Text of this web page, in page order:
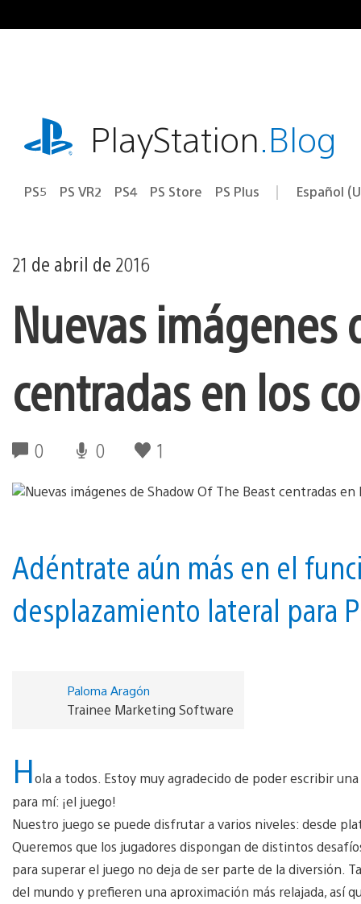
al
playstation.comPlayStation.Blog
PS5 PS VR2 PS4 PS Store PS Plus Región
Español
21 de abril de 2016
Nuevas imágenes
centradas en los
0 0 1
Adéntrate aún más en el
desplazamiento lateral para
Paloma Aragón
Trainee Marketing Software
Hola a todos. Estoy muy agradecido de poder escribir
para mí: ¡el juego!
Nuestro juego se puede disfrutar a varios niveles: desde
Queremos que los jugadores dispongan de distintos
para superar el juego no deja de ser parte de la diversión.
del mundo y prefieren una aproximación más relajada, así